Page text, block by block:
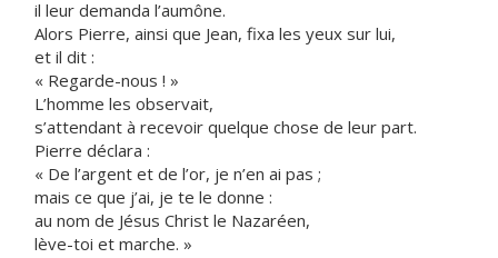
il leur demanda l’aumône.
Alors Pierre, ainsi que Jean, fixa les yeux sur lui,
et il dit :
« Regarde-nous ! »
L’homme les observait,
s’attendant à recevoir quelque chose de leur part.
Pierre déclara :
« De l’argent et de l’or, je n’en ai pas ;
mais ce que j’ai, je te le donne :
au nom de Jésus Christ le Nazaréen,
lève-toi et marche. »